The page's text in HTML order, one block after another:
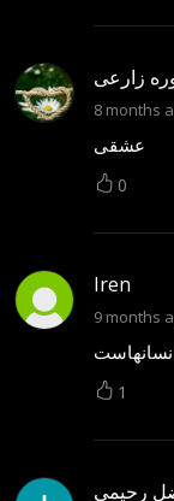
زارعی
8 months
عشقی
0
Iren
9 months
1
رحیمی